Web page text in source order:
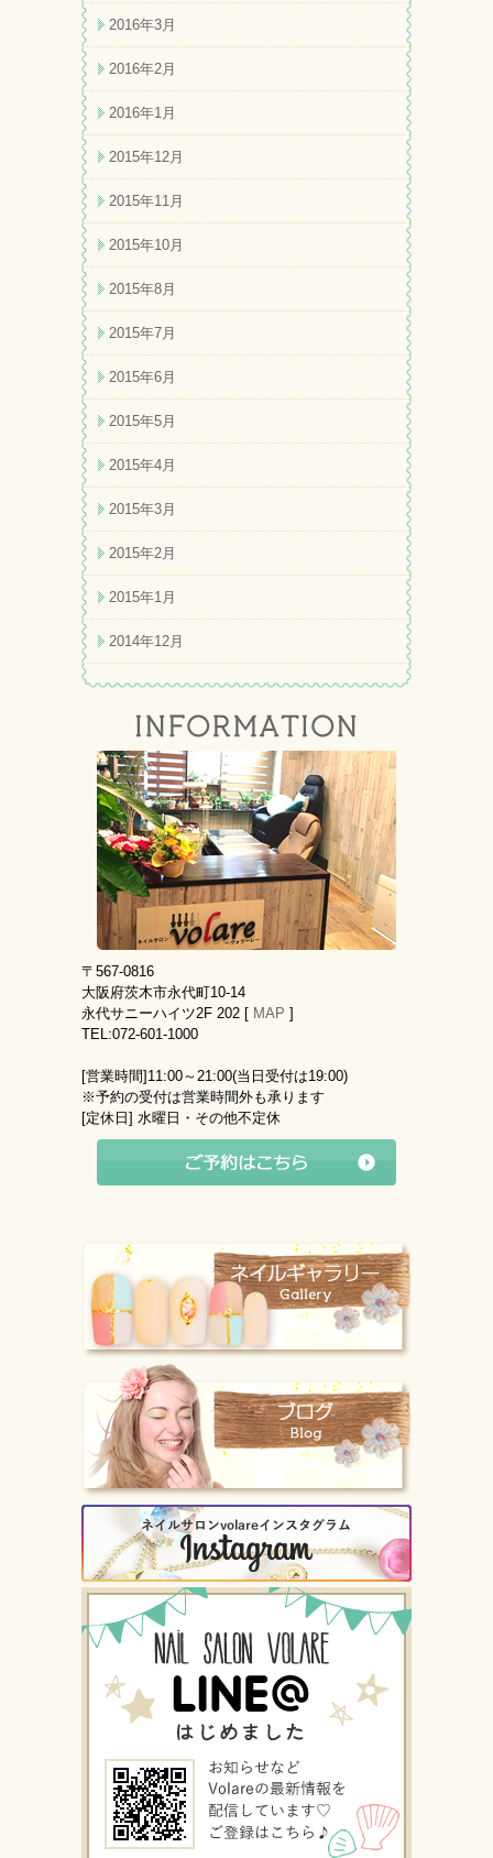
2016年3月
2016年2月
2016年1月
2015年12月
2015年11月
2015年10月
2015年8月
2015年7月
2015年6月
2015年5月
2015年4月
2015年3月
2015年2月
2015年1月
2014年12月
〒567-0816
大阪府茨木市永代町10-14
永代サニーハイツ2F 202 [ MAP ]
TEL:072-601-1000
[営業時間] 11:00～21:00(当日受付は19:00)
※予約の受付は営業時間外も承ります
[定休日] 水曜日・その他不定休